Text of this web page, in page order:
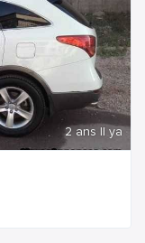
2 ans Il ya